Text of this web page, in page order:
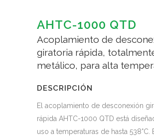
AHTC-1000 QTD
Acoplamiento de
giratoria rápida,
metálico, para alta
DESCRIPCIÓN
El acoplamiento de desconexión
rápida AHTC-1000 QTD está
uso a temperaturas de hasta 538°C.